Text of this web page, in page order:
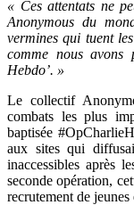
« Ces attentats ne
Anonymous du
vermines qui tuent
comme nous avons
Hebdo’. »
Le collectif
combats les plus
baptisée
aux sites qui
inaccessibles après
seconde opération,
recrutement de jeunes